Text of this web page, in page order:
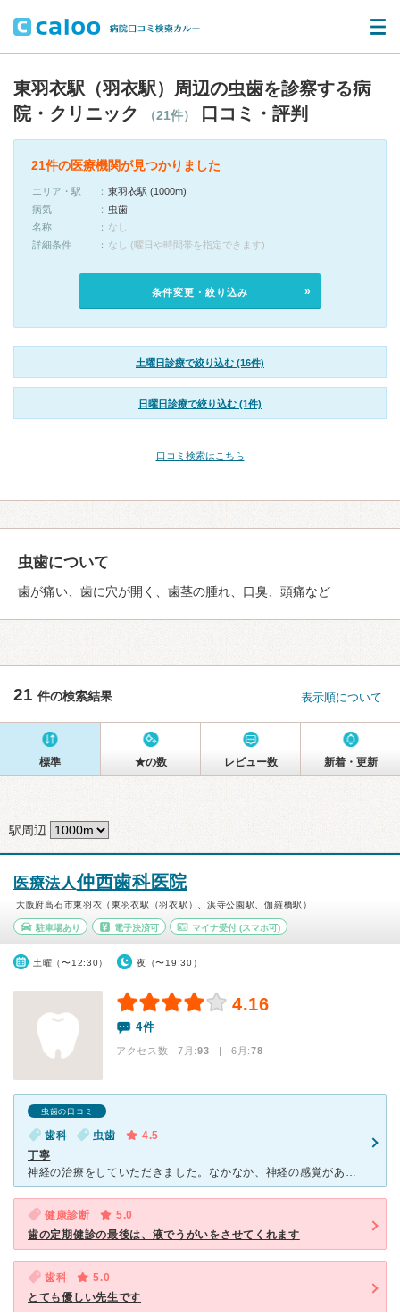
東羽衣駅（羽衣駅）周辺の虫歯を診察する病
院・クリニック
（21件） 口コミ・評判
21件の医療機関が見つかりました
エリア・駅
東羽衣駅 (1000m)
病気
虫歯
名称
なし
詳細条件
なし (曜日や時間帯を指定できます)
条件変更・絞り込み
土曜日診療で絞り込む (16件)
日曜日診療で絞り込む (1件)
口コミ検索はこちら
虫歯について
歯が痛い、歯に穴が開く、歯茎の腫れ、口臭、頭痛など
21 件の検索結果 表示順について
標準 ★の数 レビュー数 新着・更新
駅周辺
医療法人仲西歯科医院
大阪府高石市東羽衣（東羽衣駅（羽衣駅）、浜寺公園駅、伽羅橋駅）
駐車場あり 電子決済可 マイナ受付 (スマホ可)
土曜（〜12:30） 夜（〜19:30）
4.16
4件
アクセス数 7月:93 | 6月:78
虫歯の口コミ
歯科 虫歯
4.5
丁寧
神経の治療をしていただきました。なかなか、神経の感覚があるような感じがとれず、自分でも違和感があるのかないのかわからないような感覚でしたが、こちらの訴えに対し根気よく対応していただき無事に治療を終える
健康診断
5.0
歯の定期健診の最後は、液でうがいをさせてくれます
歯科
5.0
とても優しい先生です